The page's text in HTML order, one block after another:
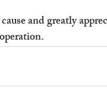
and greatly